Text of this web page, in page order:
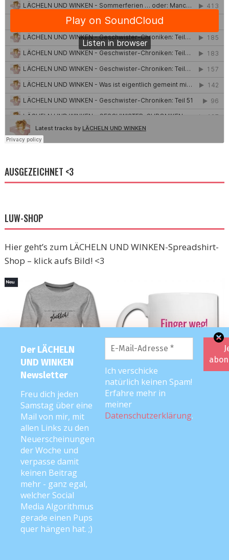
Der LÄCHELN
UND WINKEN
Newsletter
Freu dich jeden
Samstag über eine
Mail von mir, mit
allen Links zu den
Neuerscheinungen
der Woche und
verpasse damit
keinen Beitrag
mehr - ganz egal,
welcher Social
Media Algorithmus
gerade einen Pups
quer hängen hat. ;)
Ich verschicke
natürlich keinen Spam!
Erfahre mehr in
meiner
Datenschutzerklärung.
AUSGEZEICHNET <3
LUW-SHOP
Hier geht’s zum LÄCHELN UND WINKEN-Spreadshirt-
Shop – klick aufs Bild! <3
DIE LUW-MUTTI: ANKE ;)